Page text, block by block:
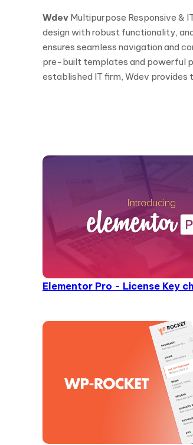
Wdev Multipurpose Responsive &
design with robust functionality,
ensures seamless navigation and
pre-built templates and powerful
established IT firm, Wdev
Elementor Pro - License Key